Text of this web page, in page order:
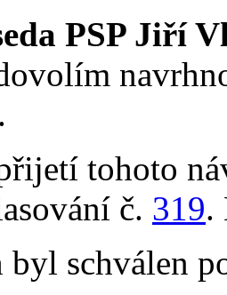
PSP Jiří
tohoto
č. 319.
byl schválen